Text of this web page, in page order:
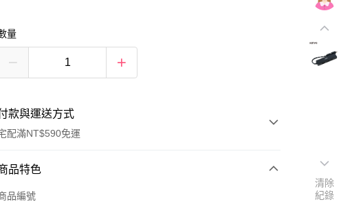
量
款與運送方式
配滿NT$590免運
付款方式
支付
品特色
品編號
清除
紀錄